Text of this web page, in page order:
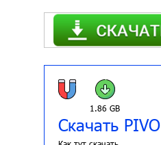
1.86 GB
Скачать PIVO